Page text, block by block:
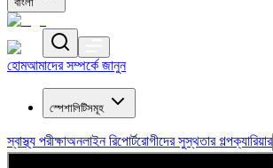
হোমআমাদের সম্পর্কে জানুন
স্পেশালিটিসমূহ
স্বাস্থ্য পরীক্ষাঅনলাইন রিপোর্টরোগীদের সুস্থতার গল্পক্যারিয়ার